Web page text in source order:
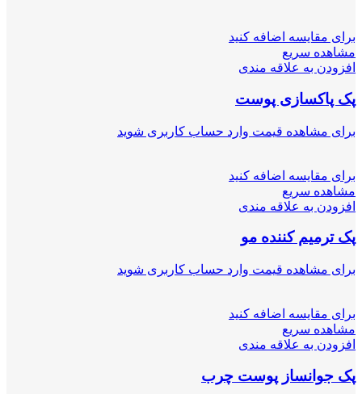
برای مقایسه اضافه کنید
مشاهده سریع
افزودن به علاقه مندی
پک پاکسازی پوست
برای مشاهده قیمت وارد حساب کاربری شوید
برای مقایسه اضافه کنید
مشاهده سریع
افزودن به علاقه مندی
پک ترمیم کننده مو
برای مشاهده قیمت وارد حساب کاربری شوید
برای مقایسه اضافه کنید
مشاهده سریع
افزودن به علاقه مندی
پک جوانساز پوست چرب